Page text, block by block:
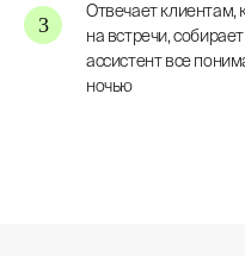
Отвечает клиентам,
на встречи,
ассистент все
ночью